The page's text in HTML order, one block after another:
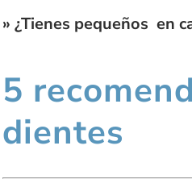
» ¿Tienes pequeños en
5
dientes